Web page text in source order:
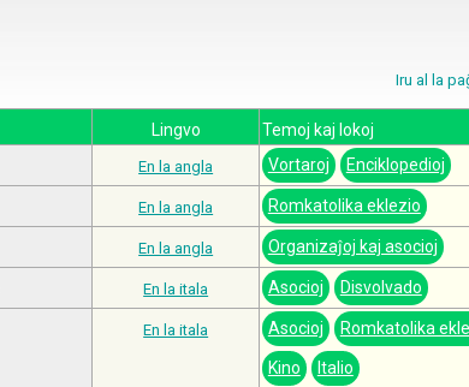
Iru al la
Lingvo
Temoj kaj lokoj
En la angla Vortaroj Enciklopedioj
En la angla Romkatolika eklezio
En la angla Organizaĵoj kaj asocioj
En la itala Asocioj Disvolvado
En la itala Asocioj Romkatolika
Kino Italio